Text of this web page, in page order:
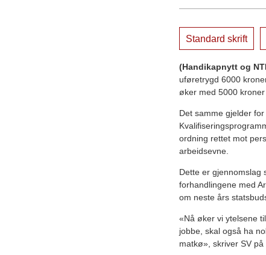
Standard skrift
(Handikapnytt og
uføretrygd 6000
øker med 5000 kroner
Det samme gjelder
ordning rettet mot
arbeidsevne.
Dette er gjennomslag
forhandlingene med
om neste års
«Nå øker vi ytelsene
jobbe, skal også ha
matkø», skriver SV